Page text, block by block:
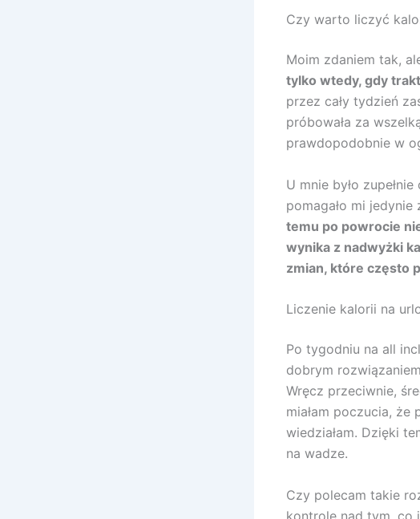
Czy warto liczyć
Moim zdaniem tak,
tylko wtedy, gdy
przez cały tydzień
próbowała za
prawdopodobnie w
U mnie było
pomagało mi
temu po powrocie
wynika z nadwyżki
zmian, które często
Liczenie kalorii na
Po tygodniu na all
dobrym
Wręcz przeciwnie,
miałam poczucia, że
wiedziałam. Dzięki
na wadze.
Czy polecam takie
kontrolę nad tym, co